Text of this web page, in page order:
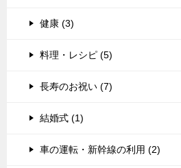
健康 (3)
料理・レシピ (5)
長寿のお祝い (7)
結婚式 (1)
車の運転・新幹線の利用 (2)